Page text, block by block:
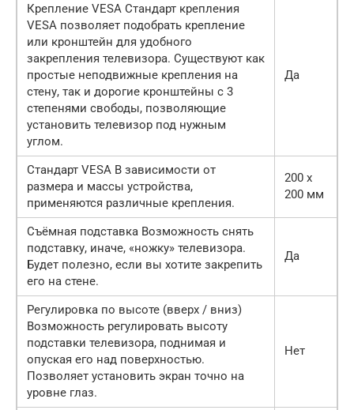
Крепление VESA Стандарт крепления
VESA позволяет подобрать крепление
или кронштейн для удобного
закрепления телевизора. Существуют как
простые неподвижные крепления на
стену, так и дорогие кронштейны с 3
степенями свободы, позволяющие
установить телевизор под нужным
углом.
Да
Стандарт VESA В зависимости от
размера и массы устройства,
применяются различные крепления.
200 x
200 мм
Съёмная подставка Возможность снять
подставку, иначе, «ножку» телевизора.
Будет полезно, если вы хотите закрепить
его на стене.
Да
Регулировка по высоте (вверх / вниз)
Возможность регулировать высоту
подставки телевизора, поднимая и
опуская его над поверхностью.
Позволяет установить экран точно на
уровне глаз.
Нет